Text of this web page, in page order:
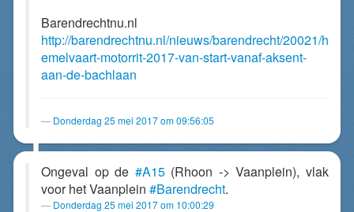
Barendrechtnu.nl
http://barendrechtnu.nl/nieuws/barendrecht/20021/h
emelvaart-motorrit-2017-van-start-vanaf-aksent-
aan-de-bachlaan
Donderdag 25 mei 2017 om 09:56:05
Ongeval op de #A15(Rhoon -> Vaanplein), vlak
voor het Vaanplein #Barendrecht.
Donderdag 25 mei 2017 om 10:00:29